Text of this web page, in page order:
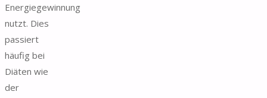
Energiegewinnung
nutzt. Dies
passiert
häufig bei
Diäten wie
der